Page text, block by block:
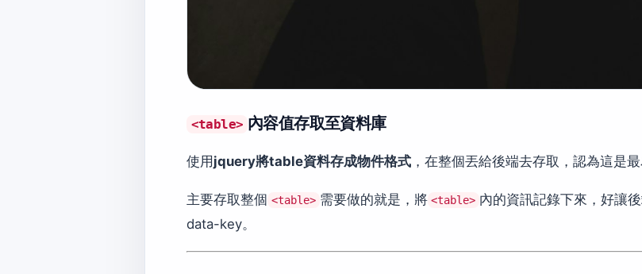
<table> 內容值存取至資料庫
使用jquery將table資料存成物件格式 ，在整個丟給後端去存取，認為這是最
主要存取整個 <table> 需要做的就是，將 <table> 內的資訊記錄下來，好讓
data-key。